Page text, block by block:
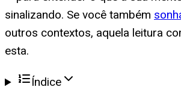
sinalizando. Se você também
outros contextos, aquela leitura
esta.
Índice